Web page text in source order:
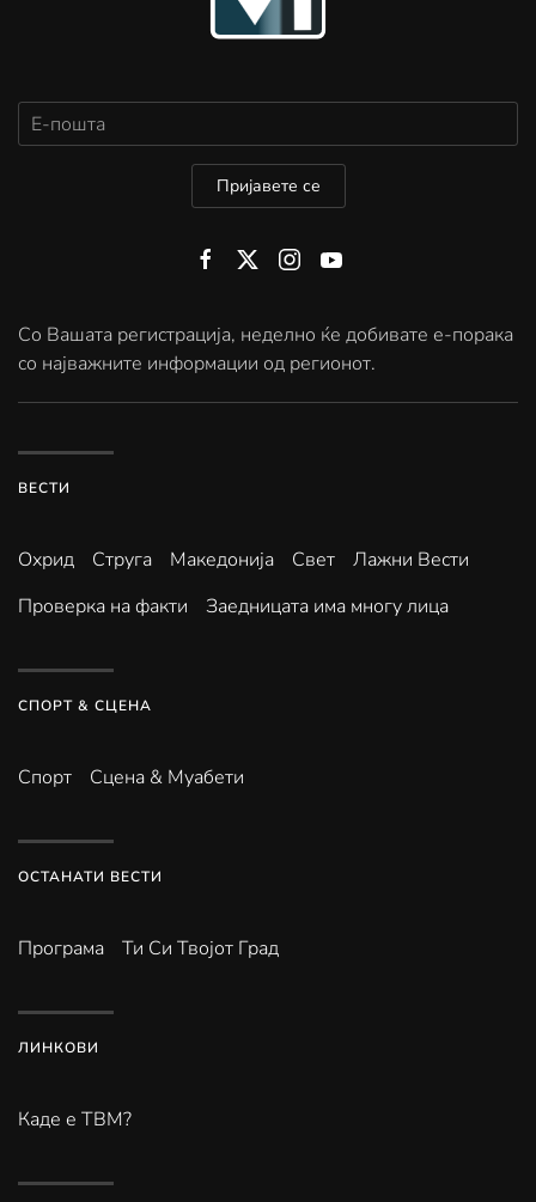
Пријавете се
Со Вашата регистрација, неделно ќе добивате е-порака
со најважните информации од регионот.
ВЕСТИ
Охрид Струга Македонија Свет
Лажни Вести
Проверка на факти
Заедницата има многу лица
СПОРТ & СЦЕНА
Спорт Сцена & Муабети
ОСТАНАТИ ВЕСТИ
Програма Ти Си Твојот Град
ЛИНКОВИ
Каде е ТВМ?